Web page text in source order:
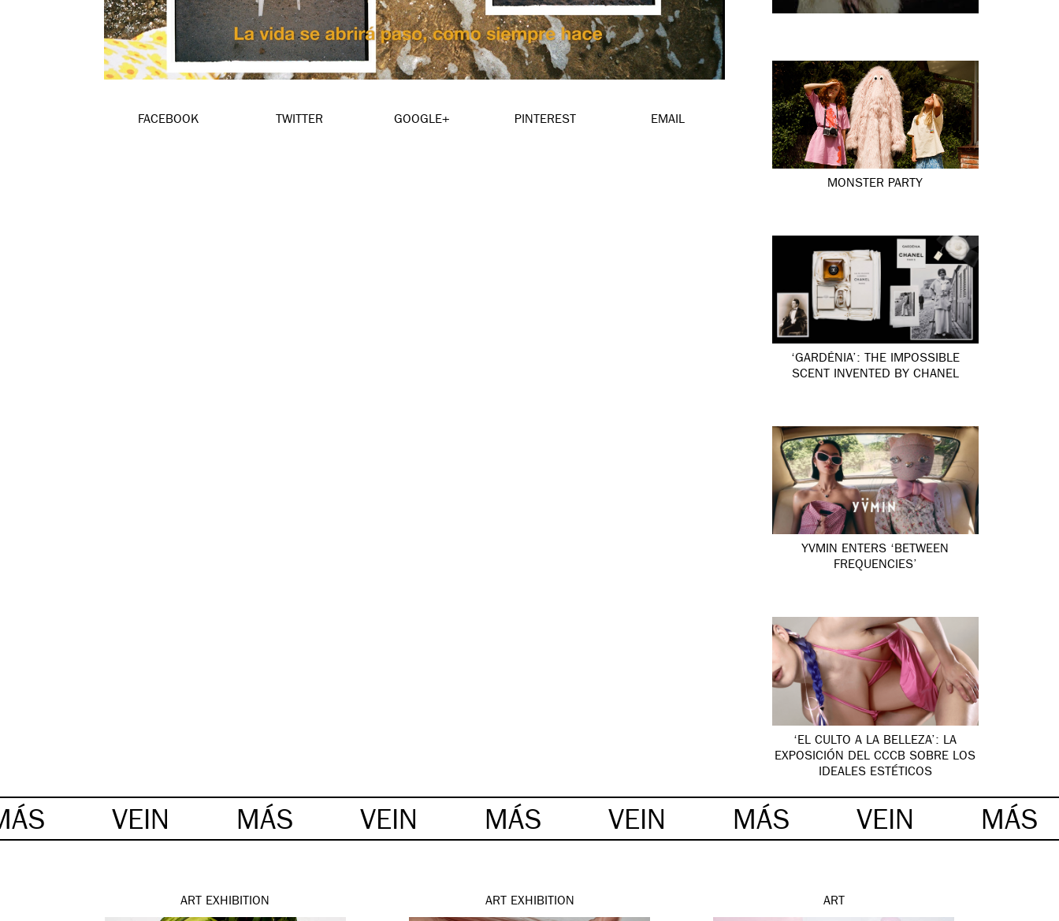
FACEBOOK TWITTER GOOGLE+ PINTEREST EMAIL
MONSTER PARTY
‘GARDÉNIA’: THE IMPOSSIBLE
SCENT INVENTED BY CHANEL
YVMIN ENTERS ‘BETWEEN
FREQUENCIES’
‘EL CULTO A LA BELLEZA’: LA
EXPOSICIÓN DEL CCCB SOBRE LOS
IDEALES ESTÉTICOS
VEIN MÁS VEIN MÁS VEIN MÁS VEIN MÁS
ART EXHIBITION ART EXHIBITION ART